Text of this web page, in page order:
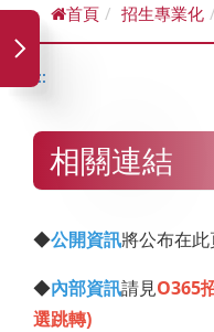
首頁 招生專業化
:::
相關連結
◆公開資訊將公布在
◆內部資訊請見O365
選跳轉)